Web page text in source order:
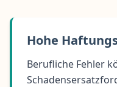
Hohe
Berufliche Fehler